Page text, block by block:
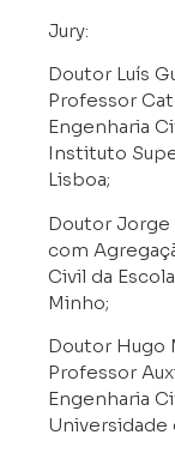
Jury:
Doutor Luís
Professor
Engenharia
Instituto
Lisboa;
Doutor Jorge
com
Civil da
Minho;
Doutor Hugo
Professor
Engenharia
Universidade